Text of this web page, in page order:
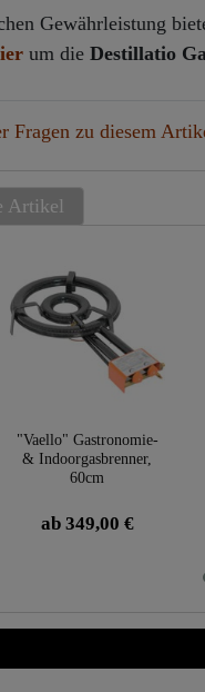
Gewährleistung
um die Destillatio
Fragen zu diesem
Artikel
"Vaello" Gastronomie-
& Indoorgasbrenner,
60cm
ab 349,00 €